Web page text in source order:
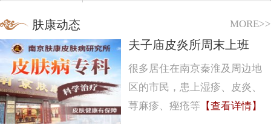
肤康动态 MORE>>
夫子庙皮炎所周末上班
很多居住在南京秦淮及周边地
区的市民，患上湿疹、皮炎、
荨麻疹、痤疮等 【查看详情】